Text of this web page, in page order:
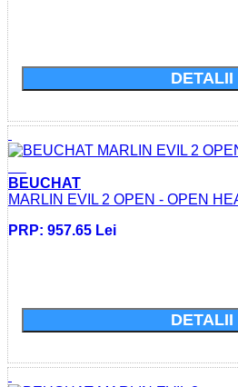
DETALII
BEUCHAT
MARLIN EVIL 2 OPEN -
PRP: 957.65 Lei
DETALII